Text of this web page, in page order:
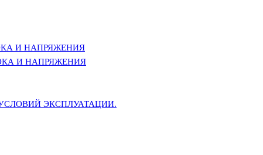
И НАПРЯЖЕНИЯ
И НАПРЯЖЕНИЯ
ЭКСПЛУАТАЦИИ.